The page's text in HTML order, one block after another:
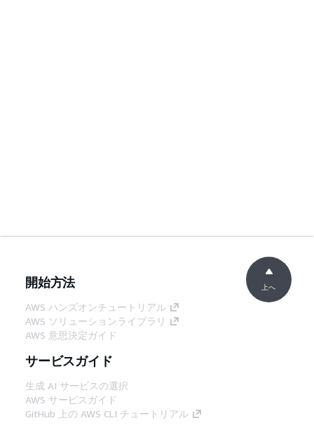
開始方法
AWS ハンズオンチュートリアル
AWS ソリューションライブラリ
AWS 意思決定ガイド
サービスガイド
生成 AI サービスの選択
AWS サービスガイド
GitHub 上の AWS CLI チュートリアル
上へ